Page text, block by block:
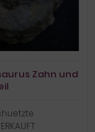
Zahn und